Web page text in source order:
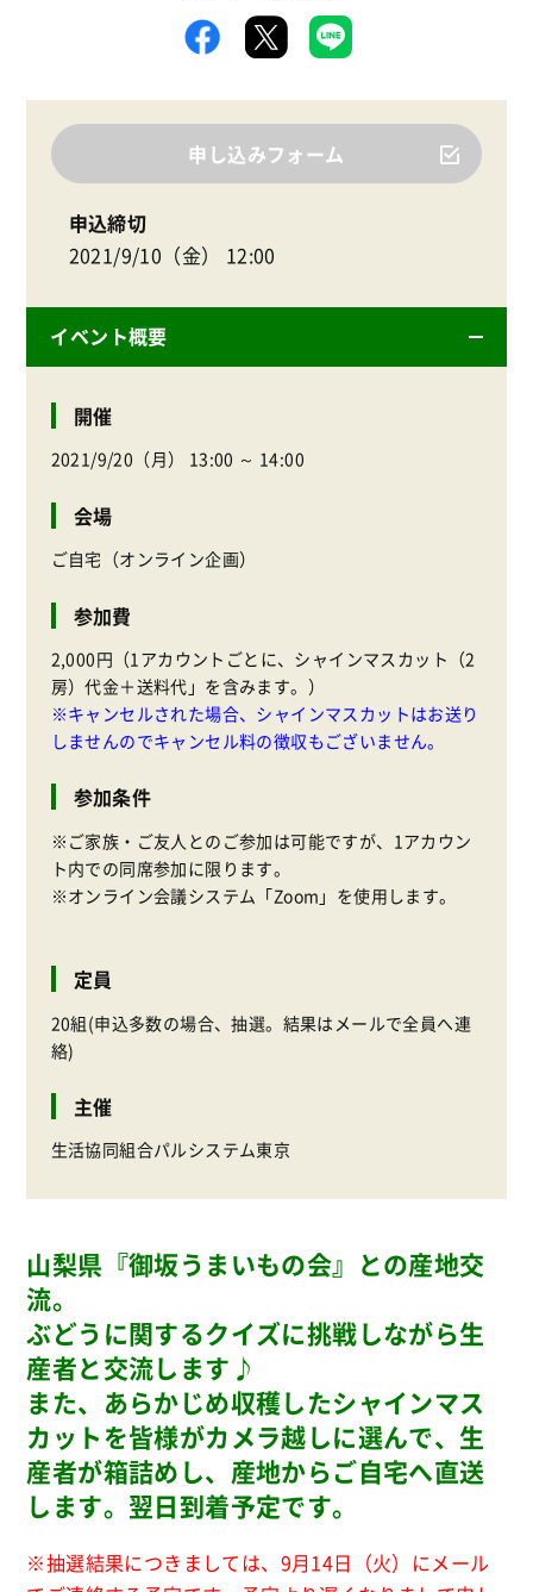
申し込みフォーム
申込締切
2021/9/10（金） 12:00
イベント概要
開催
2021/9/20（月） 13:00 ～ 14:00
会場
ご自宅（オンライン企画）
参加費
2,000円（1アカウントごとに、シャインマスカット（2
房）代金＋送料代」を含みます。）
※キャンセルされた場合、シャインマスカットはお送り
しませんのでキャンセル料の徴収もございません。
参加条件
※ご家族・ご友人とのご参加は可能ですが、1アカウン
ト内での同席参加に限ります。
※オンライン会議システム「Zoom」を使用します。
定員
20組(申込多数の場合、抽選。結果はメールで全員へ連
絡)
主催
生活協同組合パルシステム東京
山梨県『御坂うまいもの会』との産地交
流。
ぶどうに関するクイズに挑戦しながら生
産者と交流します♪
また、あらかじめ収穫したシャインマス
カットを皆様がカメラ越しに選んで、生
産者が箱詰めし、産地からご自宅へ直送
します。翌日到着予定です。
※抽選結果につきましては、9月14日（火）にメール